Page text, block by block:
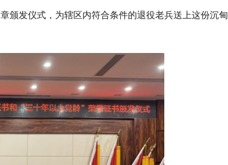
颁发仪式，为辖区内符合条件的退役老兵送上这份沉甸